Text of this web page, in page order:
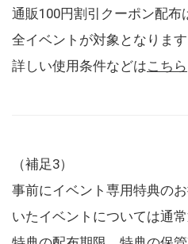
通販100円割引クーポン配布
全イベントが対象となります
詳しい使用条件などはこちら
（補足3）
事前にイベント専用特典の
いたイベントについては通